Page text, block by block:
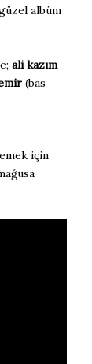
albüm
ali kazım
(bas
için